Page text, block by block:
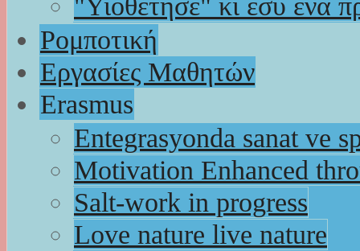
"Υιοθέτησε" κι εσύ ένα
Ρομποτική
Εργασίες Μαθητών
Erasmus
Entegrasyonda sanat ve
Motivation Enhanced
Salt-work in progress
Love nature live nature